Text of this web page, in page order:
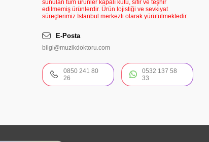
sunulan tüm ürünler kapalı kutu, sıfır ve teşhir
edilmemiş ürünlerdir. Ürün lojistiği ve sevkiyat
süreçlerimiz İstanbul merkezli olarak yürütülmektedir.
E-Posta
bilgi@muzikdoktoru.com
0850 241 80
26
0532 137 58
33